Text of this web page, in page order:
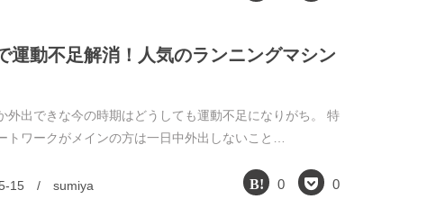
運動不足解消！人気のランニングマシン
外出できな今の時期はどうしても運動不足になりがち。 特
トワークがメインの方は一日中外出しないこと…
15 / sumiya 0 0